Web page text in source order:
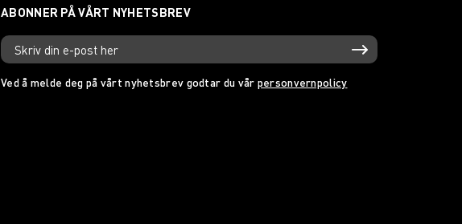
Ved å melde deg på vårt nyhetsbrev godtar du vår personvernpolicy